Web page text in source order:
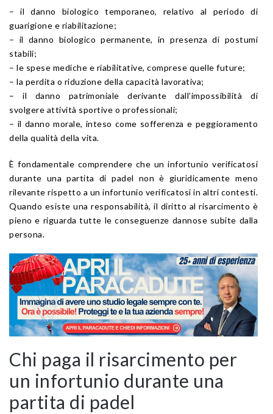
– il danno biologico temporaneo, relativo al periodo di
guarigione e riabilitazione;
– il danno biologico permanente, in presenza di postumi
stabili;
– le spese mediche e riabilitative, comprese quelle future;
– la perdita o riduzione della capacità lavorativa;
– il danno patrimoniale derivante dall’impossibilità di
svolgere attività sportive o professionali;
– il danno morale, inteso come sofferenza e peggioramento
della qualità della vita.
È fondamentale comprendere che un infortunio verificatosi
durante una partita di padel non è giuridicamente meno
rilevante rispetto a un infortunio verificatosi in altri contesti.
Quando esiste una responsabilità, il diritto al risarcimento è
pieno e riguarda tutte le conseguenze dannose subite dalla
persona.
Chi paga il risarcimento per
un infortunio durante una
partita di padel